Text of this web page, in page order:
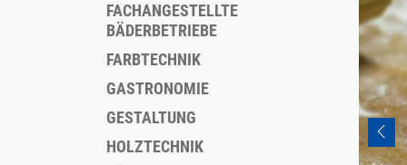
FACHANGESTELLTE
BÄDERBETRIEBE
FARBTECHNIK
GASTRONOMIE
GESTALTUNG
HOLZTECHNIK